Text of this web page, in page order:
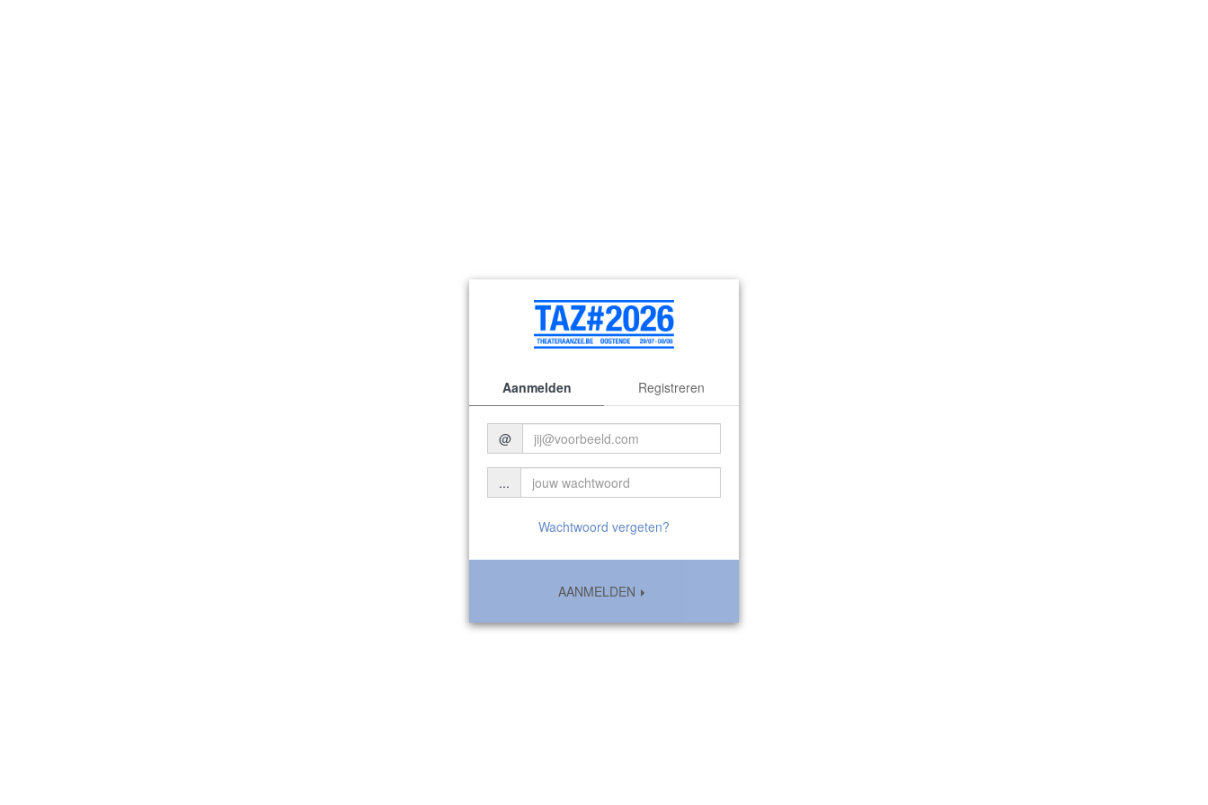
Aanmelden Registreren
@
...
Wachtwoord vergeten?
AANMELDEN
© 2026 Theater aan Zee